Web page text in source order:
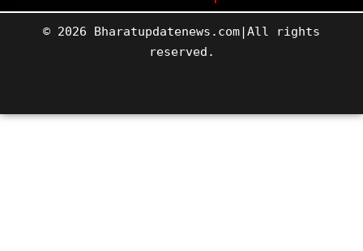
© 2026 Bharatupdatenews.com|All rights
reserved.